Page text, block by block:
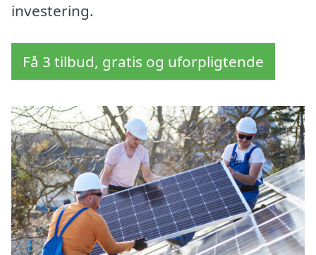
investering.
Få 3 tilbud, gratis og uforpligtende